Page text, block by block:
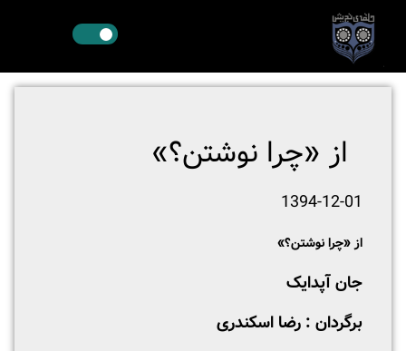
از «چرا نوشتن؟»
1394-12-01
از «چرا نوشتن؟»
جان آپدایک
برگردان : رضا اسکندری